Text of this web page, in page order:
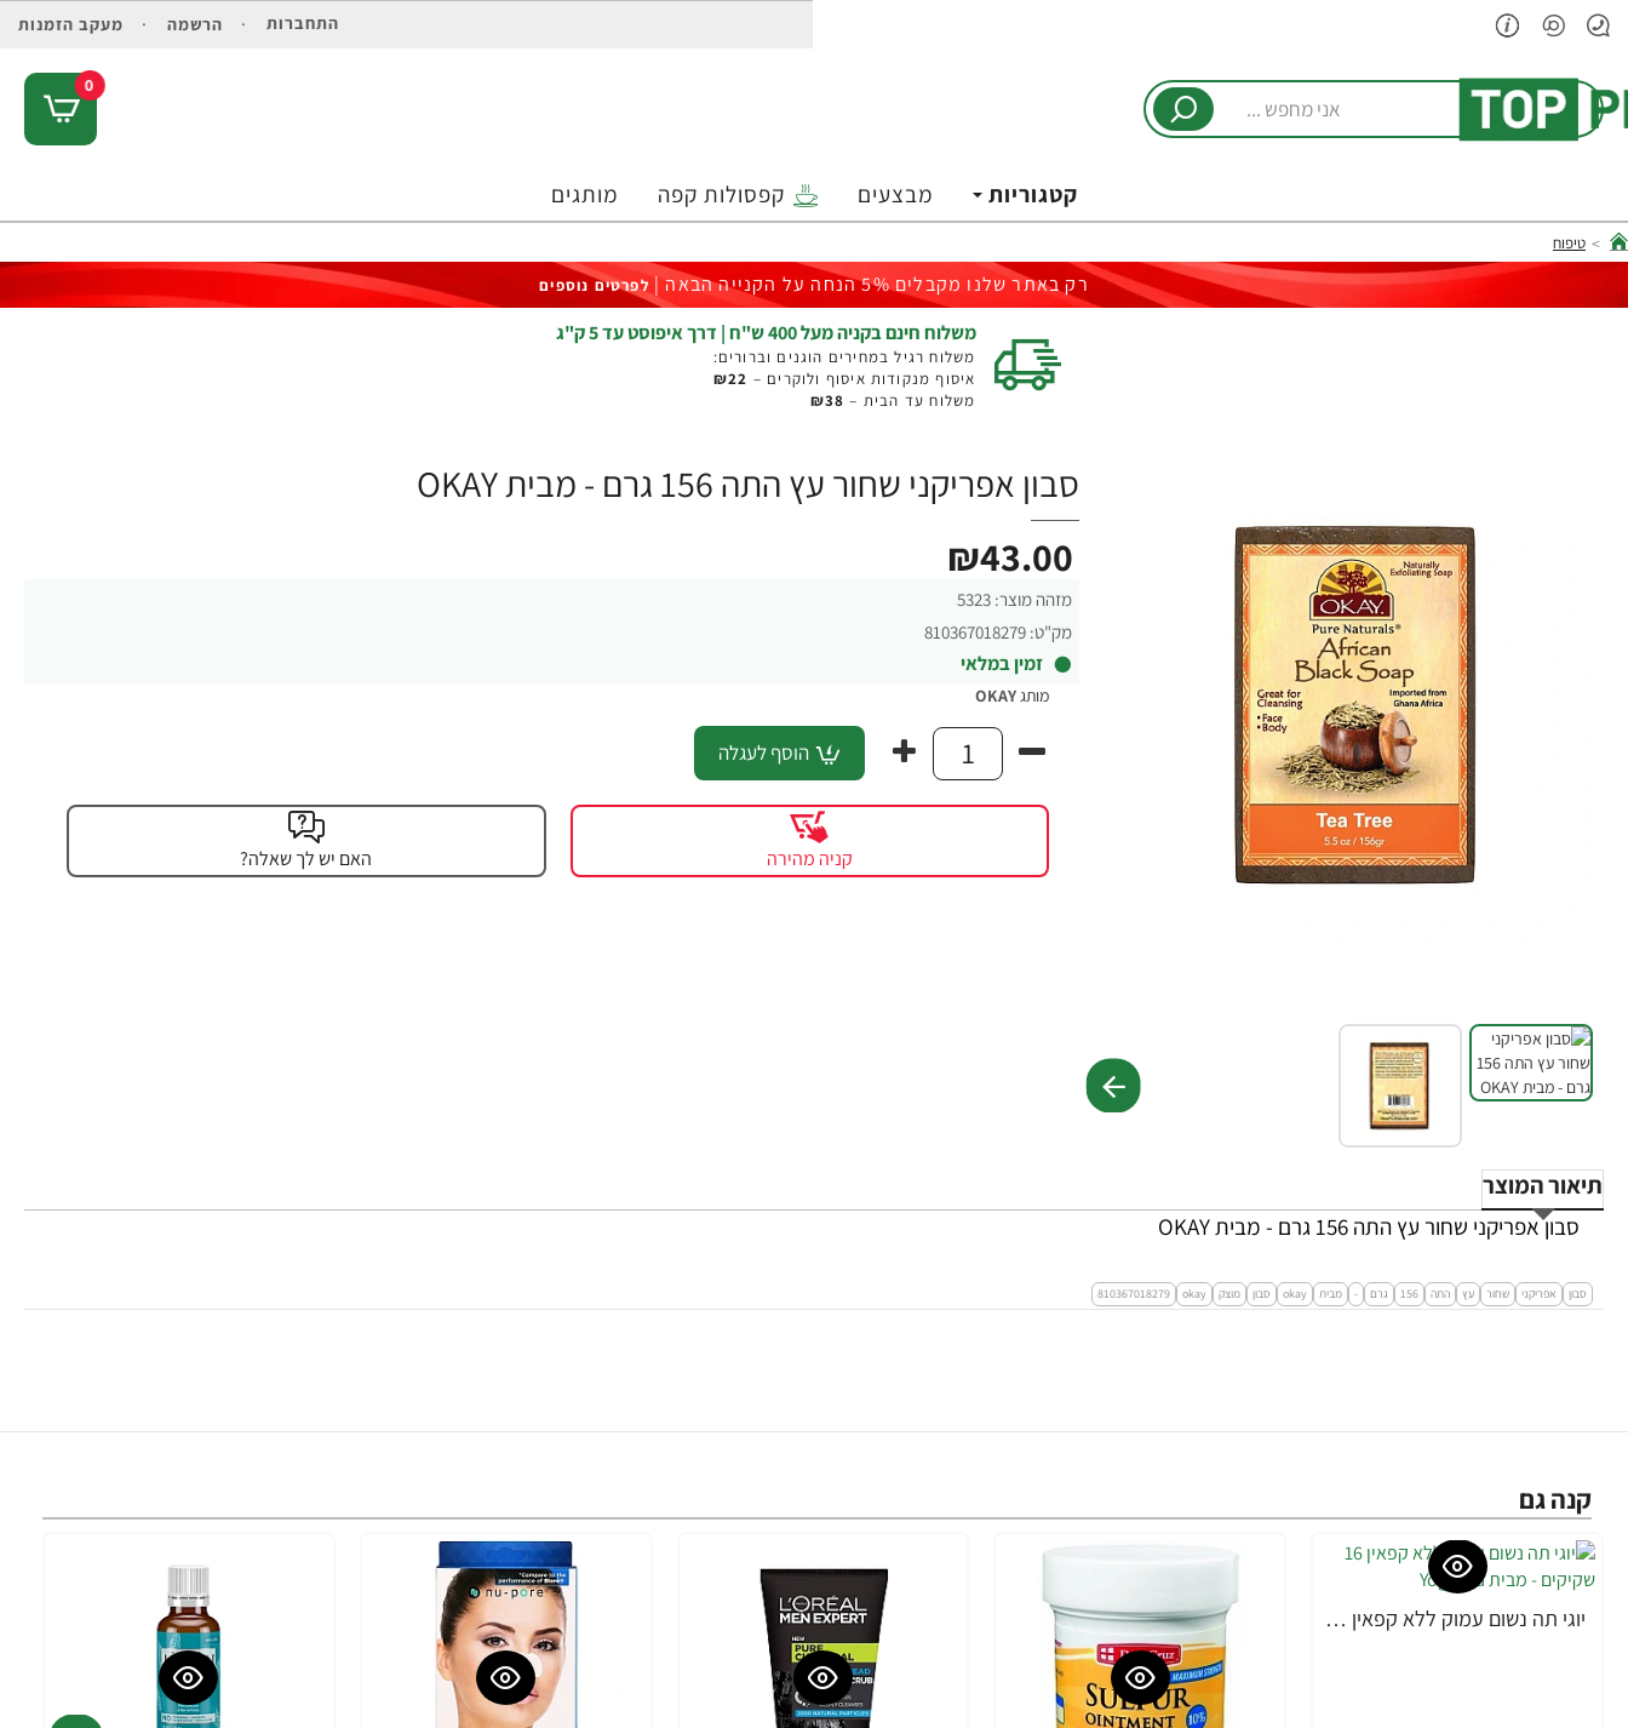
התחברות הרשמה מעקב הזמנות
מחפש
0
קטגוריות מבצעים קפסולות קפה מותגים
home
טיפוח
רק באתר שלנו מקבלים 5% הנחה על הקנייה הבאה | לפרטים נוספים
משלוח חינם בקניה מעל 400 ש"ח | דרך איפוסט עד 5 ק"ג
משלוח רגיל במחירים הוגנים וברורים:
איסוף מנקודות איסוף ולוקרים – ₪22
משלוח עד הבית – ₪38
סבון אפריקני שחור עץ התה 156 גרם - מבית OKAY
מזהה מוצר: 5323
מק"ט: 810367018279
זמין במלאי
₪43.00
מותגOKAY
הוסף לעגלה
קניה מהירה האם יש לך שאלה?
תיאור המוצר
סבון אפריקני שחור עץ התה 156 גרם - מבית OKAY
סבון אפריקני שחור עץ התה 156 גרם - מבית okay סבון מוצק okay
810367018279
קנה גם
-15% יוגי תה נשום עמוק ללא קפאין 16 שקיקים - מבית Yogi Tea